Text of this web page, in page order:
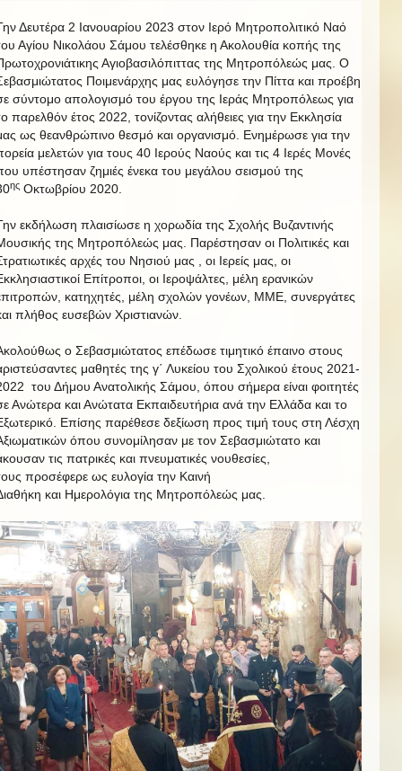
Δευτέρα 2 Ιανουαρίου 2023 στον Ιερό Μητροπολιτικό Ναό
Αγίου Νικολάου Σάμου τελέσθηκε η Ακολουθία κοπής της
Αγιοβασιλόπιττας της Μητροπόλεώς μας. Ο
Ποιμενάρχης μας ευλόγησε την Πίττα και προέβη
σύντομο απολογισμό του έργου της Ιεράς Μητροπόλεως για
παρελθόν έτος 2022, τονίζοντας αλήθειες για την Εκκλησία
ως θεανθρώπινο θεσμό και οργανισμό. Ενημέρωσε για την
μελετών για τους 40 Ιερούς Ναούς και τις 4 Ιερές Μονές
υπέστησαν ζημιές ένεκα του μεγάλου σεισμού της
ης Οκτωβρίου 2020.
εκδήλωση πλαισίωσε η χορωδία της Σχολής Βυζαντινής
της Μητροπόλεώς μας. Παρέστησαν οι Πολιτικές και
αρχές του Νησιού μας , οι Ιερείς μας, οι
Επίτροποι, οι Ιεροψάλτες, μέλη ερανικών
κατηχητές, μέλη σχολών γονέων, ΜΜΕ, συνεργάτες
πλήθος ευσεβών Χριστιανών.
ο Σεβασμιώτατος επέδωσε τιμητικό έπαινο στους
μαθητές της γ΄ Λυκείου του Σχολικού έτους 2021-
του Δήμου Ανατολικής Σάμου, όπου σήμερα είναι φοιτητές
Ανώτερα και Ανώτατα Εκπαιδευτήρια ανά την Ελλάδα και το
Επίσης παρέθεσε δεξίωση προς τιμή τους στη Λέσχη
όπου συνομίλησαν με τον Σεβασμιώτατο και
τις πατρικές και πνευματικές νουθεσίες,
προσέφερε ως ευλογία την Καινή
και Ημερολόγια της Μητροπόλεώς μας.